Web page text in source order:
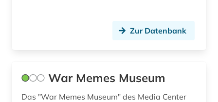
Zur Datenbank
War Memes Museum
Das "War Memes Museum" des Media Center